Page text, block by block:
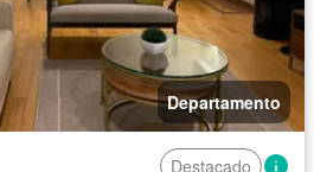
Departamento
Destacado